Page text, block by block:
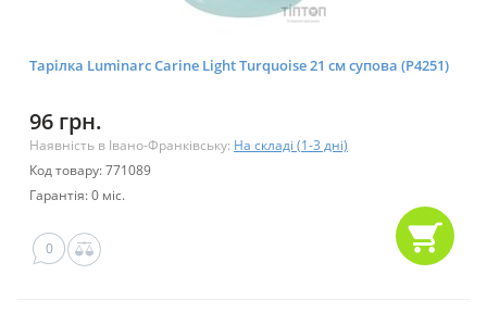
Тарілка Luminarc Carine Light Turquoise 21 см супова (P4251)
96 грн.
Наявність в Івано-Франківську: На складі (1-3 дні)
Код товару: 771089
Гарантія: 0 міс.
0